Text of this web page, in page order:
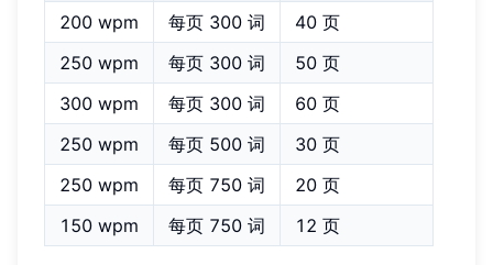
200 wpm
每页 300 词
40 页
250 wpm
每页 300 词
50 页
300 wpm
每页 300 词
60 页
250 wpm
每页 500 词
30 页
250 wpm
每页 750 词
20 页
150 wpm
每页 750 词 12 页